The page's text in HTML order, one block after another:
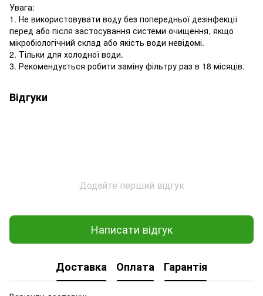
Увага:
1. Не використовувати воду без попередньої дезінфекції
перед або після застосування системи очищення, якщо
мікробіологічний склад або якість води невідомі.
2. Тільки для холодної води.
3. Рекомендується робити заміну фільтру раз в 18 місяців.
Відгуки
Додайте перший відгук
Написати відгук
Доставка Оплата Гарантія